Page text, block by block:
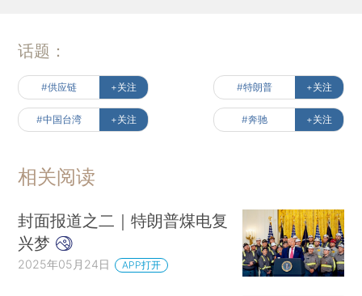
话题：
#供应链 +关注 #特朗普 +关注
#中国台湾 +关注 #奔驰 +关注
相关阅读
封面报道之二｜特朗普煤电复
兴梦
2025年05月24日 APP打开